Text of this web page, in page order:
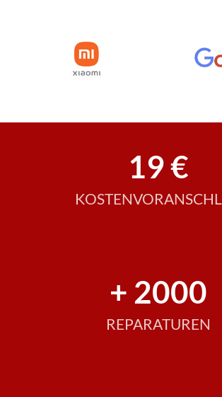
19 €
+ 2000
REPARATUREN